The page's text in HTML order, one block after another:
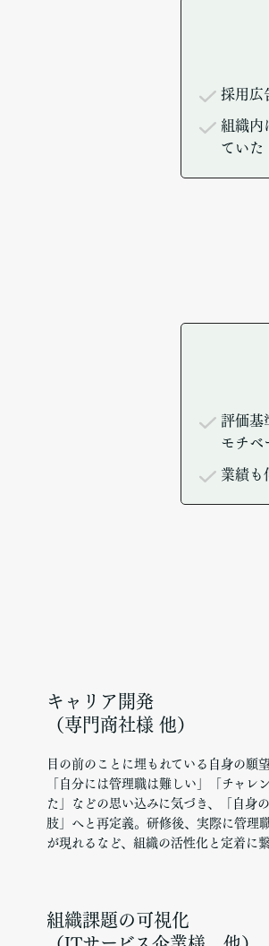
採用広
組織内
ていた
評価基
モチベ
業績も
キャリア開発
（専門商社様 他）
目の前のことに埋もれている自身の願
「自分には管理職は難しい」「チャレ
た」などの思い込みに気づき、「自身
肢」へと再定義。研修後、実際に管理
が現れるなど、組織の活性化と定着に繋
組織課題の可視化